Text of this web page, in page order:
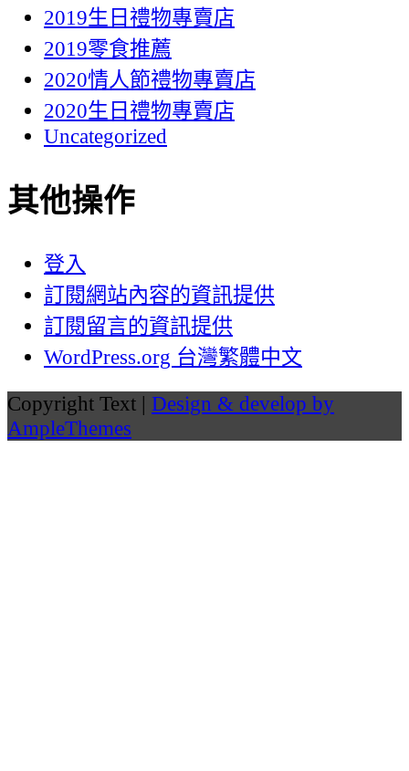
2019生日禮物專賣店
2019零食推薦
2020情人節禮物專賣店
2020生日禮物專賣店
Uncategorized
其他操作
登入
訂閱網站內容的資訊提供
訂閱留言的資訊提供
WordPress.org 台灣繁體中文
Copyright Text | Design & develop by
AmpleThemes